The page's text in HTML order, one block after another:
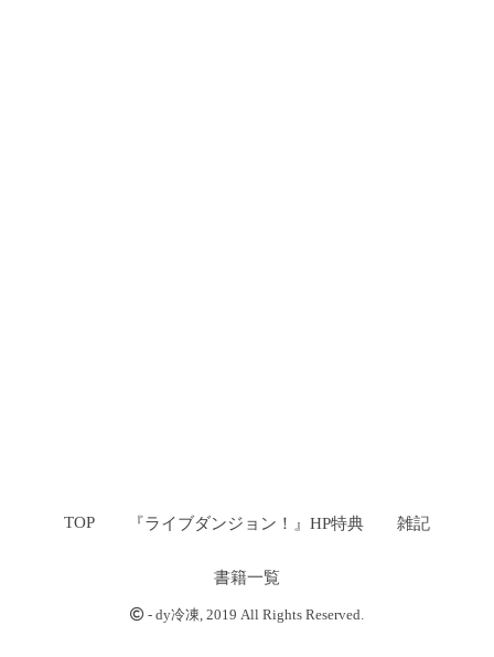
TOP 『ライブダンジョン！』HP特典 雑記
書籍一覧
- dy冷凍, 2019 All Rights Reserved.